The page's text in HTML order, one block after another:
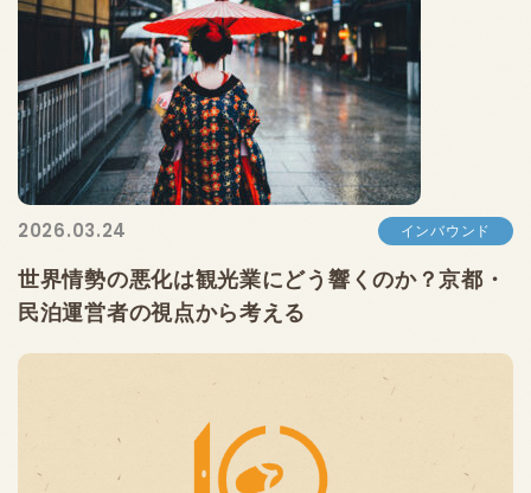
2026.03.24 インバウンド
世界情勢の悪化は観光業にどう響くのか？京都・
民泊運営者の視点から考える